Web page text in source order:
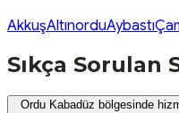
AkkuşAltınorduAybastı
Sıkça Sorulan
Ordu Kabadüz bölgesinde